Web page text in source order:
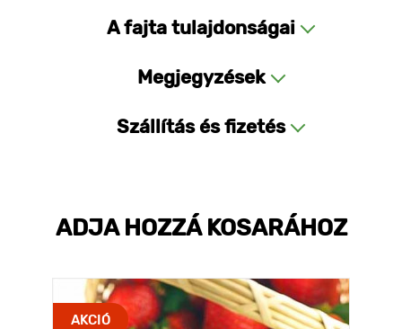
A fajta tulajdonságai
Megjegyzések
Szállítás és fizetés
ADJA HOZZÁ KOSARÁHOZ
AKCIÓ